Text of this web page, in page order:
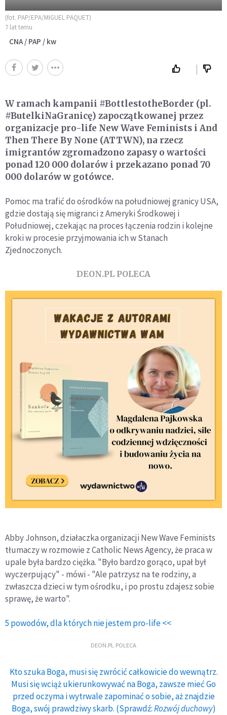
(fot. PAP/EPA/MIGUEL PAQUET)
7 lat temu
CNA / PAP / kw
W ramach kampanii #BottlestotheBorder (pl.
#ButelkiNaGranicę) zapoczątkowanej przez
organizacje pro-life New Wave Feminists i And
Then There By None (ATTWN), na rzecz
imigrantów zgromadzono zapasy o wartości
ponad 120 000 dolarów i przekazano ponad 70
000 dolarów w gotówce.
Pomoc ma trafić do ośrodków na południowej granicy USA,
gdzie dostają się migranci z Ameryki Środkowej i
Południowej, czekając na proces łączenia rodzin i kolejne
kroki w procesie przyjmowania ich w Stanach
Zjednoczonych.
DEON.PL POLECA
Abby Johnson, działaczka organizacji New Wave Feminists
tłumaczy w rozmowie z Catholic News Agency, że praca w
upale była bardzo ciężka. "Było bardzo gorąco, upał był
wyczerpujący" - mówi - "Ale patrzysz na te rodziny, a
zwłaszcza dzieci w tym ośrodku, i po prostu zdajesz sobie
sprawę, że warto".
5 powodów, dla których nie jestem pro-life <<
DEON.PL POLECA
Kto szuka Boga, musi się zwrócić całkowicie do wewnątrz.
Musi się wciąż ukierunkowywać na Boga, zawsze mieć Go
przed oczyma i wytrwale zapominać o sobie, aż znajdzie
Boga, swój prawdziwy skarb. (Sprawdź:Rozwój duchowy)